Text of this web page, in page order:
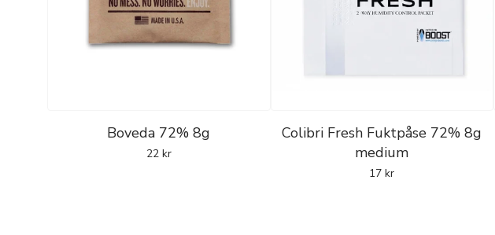
Boveda 72% 8g
22 kr
Colibri Fresh Fuktpåse 72% 8g
medium
17kr